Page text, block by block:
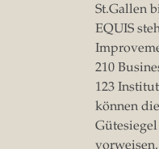
St.Gallen
EQUIS
210
123
können
vorweisen.